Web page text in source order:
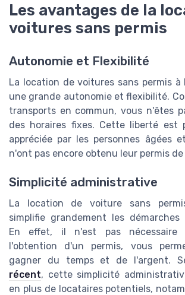
Les avantages de la
voitures sans permis
Autonomie et Flexibilité
La location de voitures sans permis à
une grande autonomie et flexibilité.
transports en commun, vous n'êtes
des horaires fixes. Cette liberté est
appréciée par les personnes âgées
n'ont pas encore obtenu leur permis
Simplicité administrative
La location de voiture sans
simplifie grandement les démarches
En effet, il n'est pas nécessaire
l'obtention d'un permis, vous
gagner du temps et de l'argent.
récent, cette simplicité
en plus de locataires potentiels,